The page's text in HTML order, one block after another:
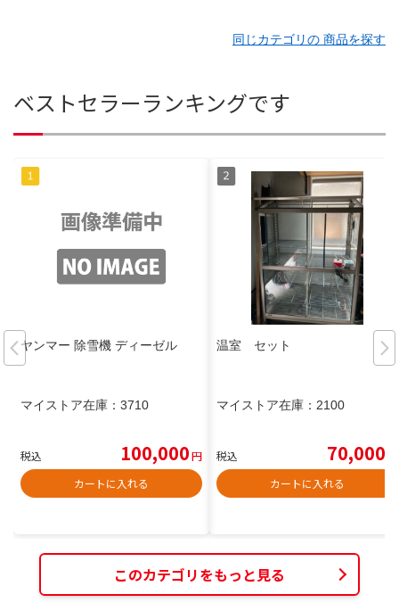
同じカテゴリの 商品を探す
ベストセラーランキングです
ヤンマー 除雪機 ディーゼル
マイストア在庫： 3710
税込 100,000円
カートに入れる
温室 セット
マイストア在庫： 2100
税込 70,000
カートに入れる
このカテゴリをもっと見る